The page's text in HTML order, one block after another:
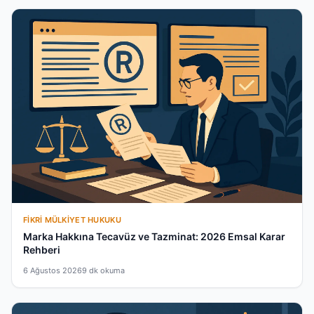
FIKRI MÜLKIYET HUKUKU
Marka Hakkına Tecavüz ve Tazminat: 2026 Emsal Karar
Rehberi
6 Ağustos 20269 dk okuma